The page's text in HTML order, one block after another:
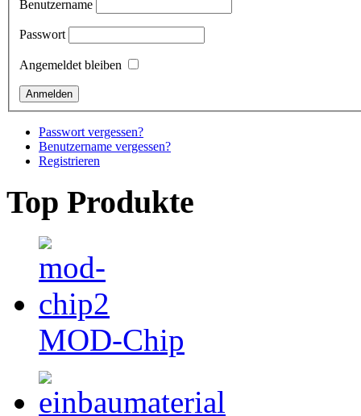
Benutzername
Passwort
Angemeldet bleiben
Passwort vergessen?
Benutzername vergessen?
Registrieren
Top Produkte
MOD-Chip